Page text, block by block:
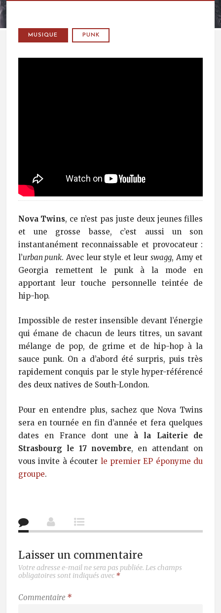
MUSIQUE PUNK
Nova Twins, ce n’est pas juste deux jeunes filles
et une grosse basse, c’est aussi un son
instantanément reconnaissable et provocateur :
l’urban punk. Avec leur style et leurswagg, Amy et
Georgia remettent le punk à la mode en
apportant leur touche personnelle teintée de
hip-hop.
Impossible de rester insensible devant l’énergie
qui émane de chacun de leurs titres, un savant
mélange de pop, de grime et de hip-hop à la
sauce punk. On a d’abord été surpris, puis très
rapidement conquis par le style hyper-référencé
des deux natives de South-London.
Pour en entendre plus, sachez que Nova Twins
sera en tournée en fin d’année et fera quelques
dates en France dont une à la Laiterie de
Strasbourg le 17 novembre, en attendant on
vous invite à écouter le premier EP éponyme du
groupe.
Laisser un commentaire
Votre adresse e-mail ne sera pas publiée. Les champs
obligatoires sont indiqués avec *
Commentaire *